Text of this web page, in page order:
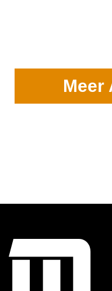
Meer